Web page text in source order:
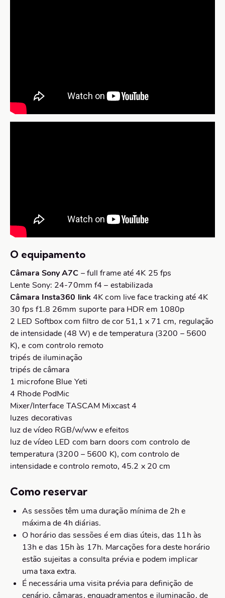
O equipamento
Câmara Sony A7C – full frame até 4K 25 fps
Lente Sony: 24-70mm f4 – estabilizada
Câmara Insta360 link4K com live face tracking até 4K
30 fps f1.8 26mm suporte para HDR em 1080p
2 LED Softbox com filtro de cor 51,1 x 71 cm, regulação
de intensidade (48 W) e de temperatura (3200 – 5600
K), e com controlo remoto
tripés de iluminação
tripés de câmara
1 microfone Blue Yeti
4 Rhode PodMic
Mixer/Interface TASCAM Mixcast 4
luzes decorativas
luz de vídeo RGB/w/ww e efeitos
luz de vídeo LED com barn doors com controlo de
temperatura (3200 – 5600 K), com controlo de
intensidade e controlo remoto, 45.2 x 20 cm
Como reservar
As sessões têm uma duração mínima de 2h e
máxima de 4h diárias.
O horário das sessões é em dias úteis, das 11h às
13h e das 15h às 17h. Marcações fora deste horário
estão sujeitas a consulta prévia e podem implicar
uma taxa extra.
É necessária uma visita prévia para definição de
cenário, câmaras, enquadramentos e iluminação, de